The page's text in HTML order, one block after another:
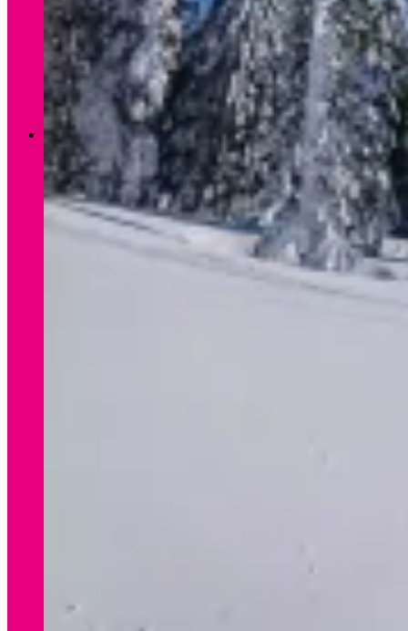
Verleih Winter
WINTER